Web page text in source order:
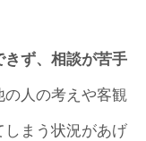
ず、相談が苦手
の人の考えや客観
しまう状況があげ